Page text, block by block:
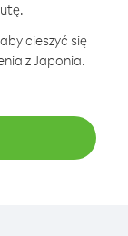
cieszyć się
z Japonia.